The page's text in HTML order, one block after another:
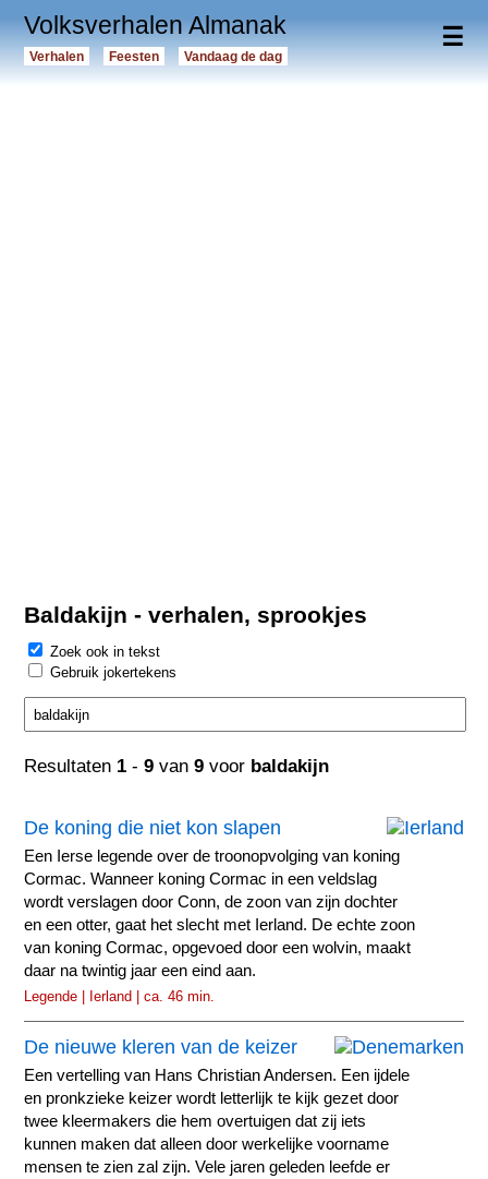
☰
Volksverhalen Almanak
Verhalen Feesten Vandaag de dag
Baldakijn - verhalen, sprookjes
Zoek ook in tekst
Gebruik jokertekens
Resultaten 1 -9 van9 voor baldakijn
De koning die niet kon slapen
Een Ierse legende over de troonopvolging van koning
Cormac. Wanneer koning Cormac in een veldslag
wordt verslagen door Conn, de zoon van zijn dochter
en een otter, gaat het slecht met Ierland. De echte zoon
van koning Cormac, opgevoed door een wolvin, maakt
daar na twintig jaar een eind aan.
Legende | Ierland | ca. 46 min.
De nieuwe kleren van de keizer
Een vertelling van Hans Christian Andersen. Een ijdele
en pronkzieke keizer wordt letterlijk te kijk gezet door
twee kleermakers die hem overtuigen dat zij iets
kunnen maken dat alleen door werkelijke voorname
mensen te zien zal zijn. Vele jaren geleden leefde er